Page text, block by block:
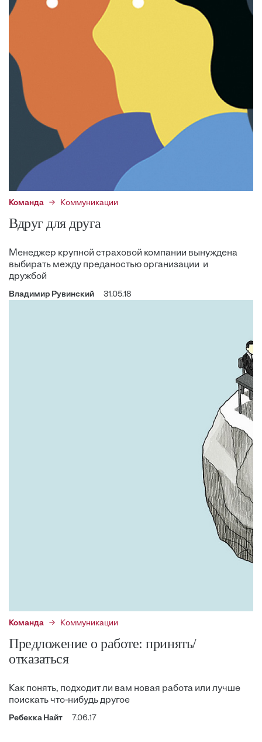
Команда Коммуникации
Вдруг для друга
Менеджер крупной страховой компании вынуждена
выбирать между преданостью организации и
дружбой
Владимир Рувинский 31.05.18
Команда Коммуникации
Предложение о работе: принять/
отказаться
Как понять, подходит ли вам новая работа или лучше
поискать что-нибудь другое
Ребекка Найт 7.06.17